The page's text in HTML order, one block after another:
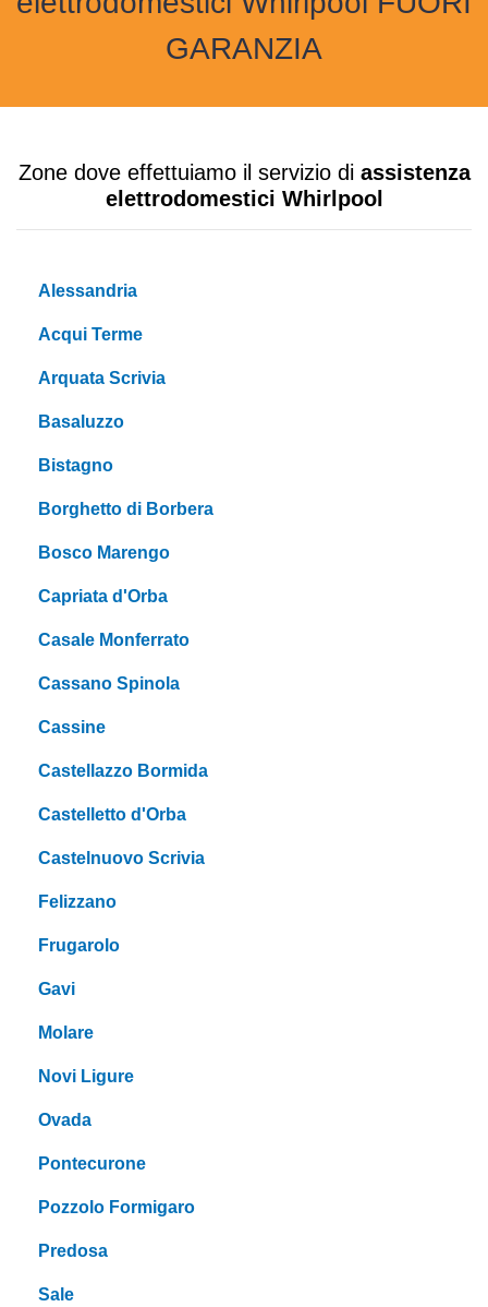
GARANZIA
Zone dove effettuiamo il servizio di assistenza
elettrodomestici Whirlpool
Alessandria
Acqui Terme
Arquata Scrivia
Basaluzzo
Bistagno
Borghetto di Borbera
Bosco Marengo
Capriata d'Orba
Casale Monferrato
Cassano Spinola
Cassine
Castellazzo Bormida
Castelletto d'Orba
Castelnuovo Scrivia
Felizzano
Frugarolo
Gavi
Molare
Novi Ligure
Ovada
Pontecurone
Pozzolo Formigaro
Predosa
Sale